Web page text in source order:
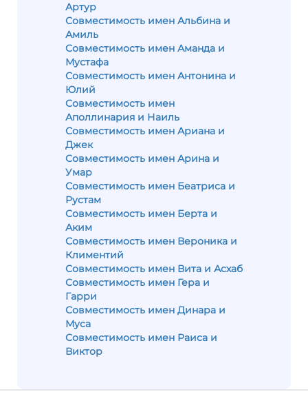
Артур
Совместимость имен Альбина и
Амиль
Совместимость имен Аманда и
Мустафа
Совместимость имен Антонина и
Юлий
Совместимость имен
Аполлинария и Наиль
Совместимость имен Ариана и
Джек
Совместимость имен Арина и
Умар
Совместимость имен Беатриса и
Рустам
Совместимость имен Берта и
Аким
Совместимость имен Вероника и
Климентий
Совместимость имен Вита и Асхаб
Совместимость имен Гера и
Гарри
Совместимость имен Динара и
Муса
Совместимость имен Раиса и
Виктор